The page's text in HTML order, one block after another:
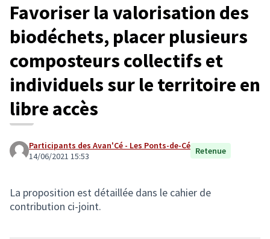
Favoriser la valorisation des
biodéchets, placer plusieurs
composteurs collectifs et
individuels sur le territoire en
libre accès
Participants des Avan'Cé - Les Ponts-de-Cé
14/06/2021 15:53
Retenue
La proposition est détaillée dans le cahier de
contribution ci-joint.